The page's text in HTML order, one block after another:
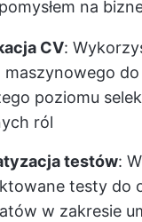
na
CV:
maszynowego
poziomu
ról
testów:
testy do
w zakresie